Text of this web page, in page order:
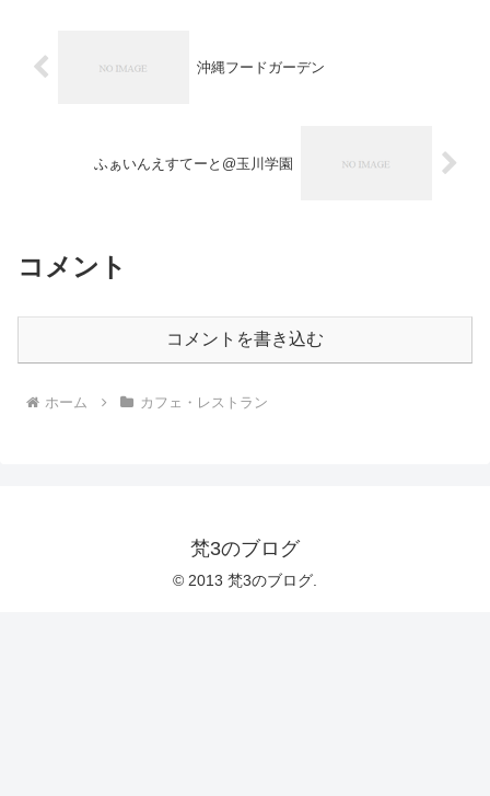
沖縄フードガーデン
ふぁいんえすてーと@玉川学園
コメント
コメントを書き込む
ホーム カフェ・レストラン
梵3のブログ
© 2013 梵3のブログ.